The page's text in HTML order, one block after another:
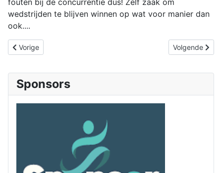
wedstrijden te blijven winnen op wat voor manier dan
ook....
Vorig artikel: Goes A op Schokkende Wijze Schandelijk
Vorige Volgende
Volgende
Sponsors